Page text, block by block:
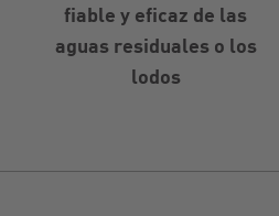
fiable y eficaz de las
aguas residuales o los
lodos